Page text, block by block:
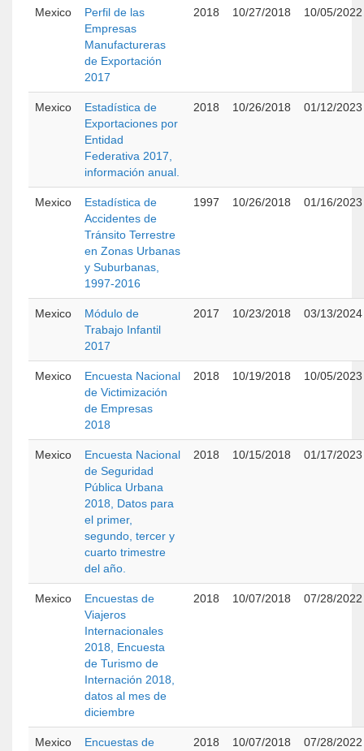
Mexico
Perfil de las
Empresas
Manufactureras
de Exportación
2017
2018 10/27/2018 10/05/2022
Mexico
Estadística de
Exportaciones por
Entidad
Federativa 2017,
información anual.
2018 10/26/2018 01/12/2023
Mexico
Estadística de
Accidentes de
Tránsito Terrestre
en Zonas Urbanas
y Suburbanas,
1997-2016
1997 10/26/2018 01/16/2023
Mexico
Módulo de
Trabajo Infantil
2017
2017 10/23/2018 03/13/2024
Mexico
Encuesta Nacional
de Victimización
de Empresas
2018
2018 10/19/2018 10/05/2023
Mexico
Encuesta Nacional
de Seguridad
Pública Urbana
2018, Datos para
el primer,
segundo, tercer y
cuarto trimestre
del año.
2018 10/15/2018 01/17/2023
Mexico
Encuestas de
Viajeros
Internacionales
2018, Encuesta
de Turismo de
Internación 2018,
datos al mes de
diciembre
2018 10/07/2018 07/28/2022
Mexico
Encuestas de
2018 10/07/2018 07/28/2022